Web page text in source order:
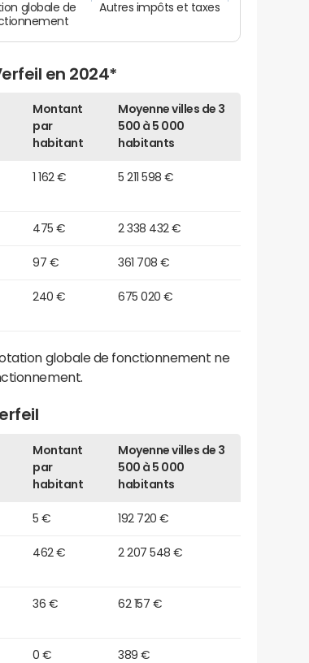
Autres impôts et taxes
globale de
en 2024*
Montant
par
habitant
Moyenne villes de 3
500 à 5 000
habitants
1 162 € 5 211 598 €
475 € 2 338 432 €
97 € 361 708 €
240 € 675 020 €
globale de fonctionnement ne
Montant
par
habitant
Moyenne villes de 3
500 à 5 000
habitants
5 € 192 720 €
462 € 2 207 548 €
36 € 62 157 €
0 € 389 €